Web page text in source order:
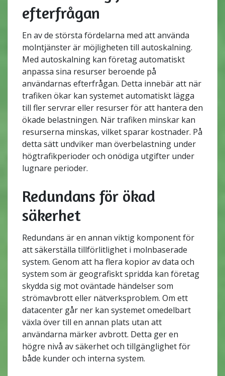
efterfrågan
En av de största fördelarna med att använda
molntjänster är möjligheten till autoskalning.
Med autoskalning kan företag automatiskt
anpassa sina resurser beroende på
användarnas efterfrågan. Detta innebär att när
trafiken ökar kan systemet automatiskt lägga
till fler servrar eller resurser för att hantera den
ökade belastningen. När trafiken minskar kan
resurserna minskas, vilket sparar kostnader. På
detta sätt undviker man överbelastning under
högtrafikperioder och onödiga utgifter under
lugnare perioder.
Redundans för ökad
säkerhet
Redundans är en annan viktig komponent för
att säkerställa tillförlitlighet i molnbaserade
system. Genom att ha flera kopior av data och
system som är geografiskt spridda kan företag
skydda sig mot oväntade händelser som
strömavbrott eller nätverksproblem. Om ett
datacenter går ner kan systemet omedelbart
växla över till en annan plats utan att
användarna märker avbrott. Detta ger en
högre nivå av säkerhet och tillgänglighet för
både kunder och interna system.